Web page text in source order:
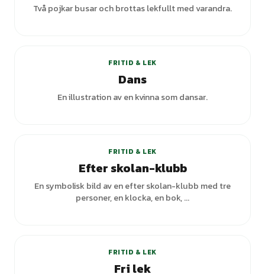
Två pojkar busar och brottas lekfullt med varandra.
FRITID & LEK
Dans
En illustration av en kvinna som dansar.
FRITID & LEK
Efter skolan-klubb
En symbolisk bild av en efter skolan-klubb med tre
personer, en klocka, en bok, ...
FRITID & LEK
Fri lek